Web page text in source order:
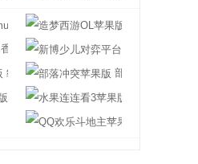
Super Slime Simulator苹果版
香肠派对苹果版
纪念碑谷2苹果版
部落冲突苹果版
滚动的天空苹果版